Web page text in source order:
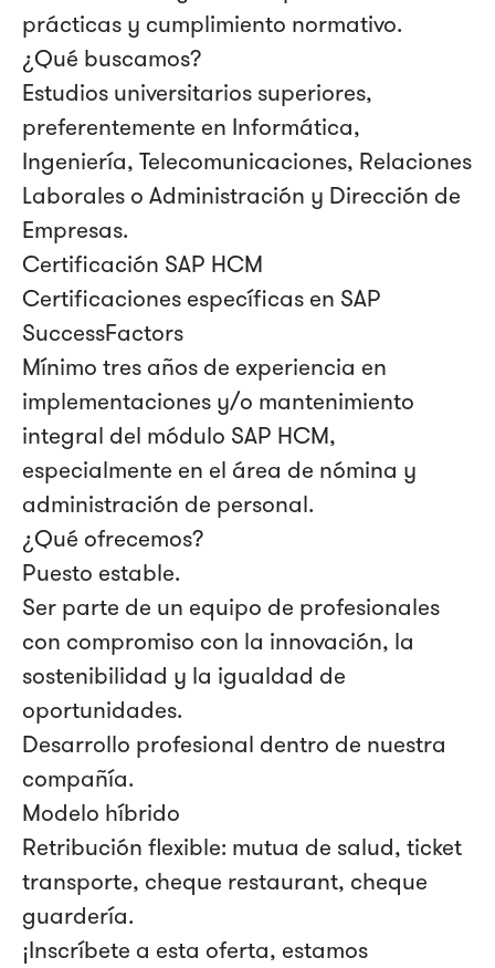
prácticas y cumplimiento normativo.
¿Qué buscamos?
Estudios universitarios superiores,
preferentemente en Informática,
Ingeniería, Telecomunicaciones, Relaciones
Laborales o Administración y Dirección de
Empresas.
Certificación SAP HCM
Certificaciones específicas en SAP
SuccessFactors
Mínimo tres años de experiencia en
implementaciones y/o mantenimiento
integral del módulo SAP HCM,
especialmente en el área de nómina y
administración de personal.
¿Qué ofrecemos?
Puesto estable.
Ser parte de un equipo de profesionales
con compromiso con la innovación, la
sostenibilidad y la igualdad de
oportunidades.
Desarrollo profesional dentro de nuestra
compañía.
Modelo híbrido
Retribución flexible: mutua de salud, ticket
transporte, cheque restaurant, cheque
guardería.
¡Inscríbete a esta oferta, estamos